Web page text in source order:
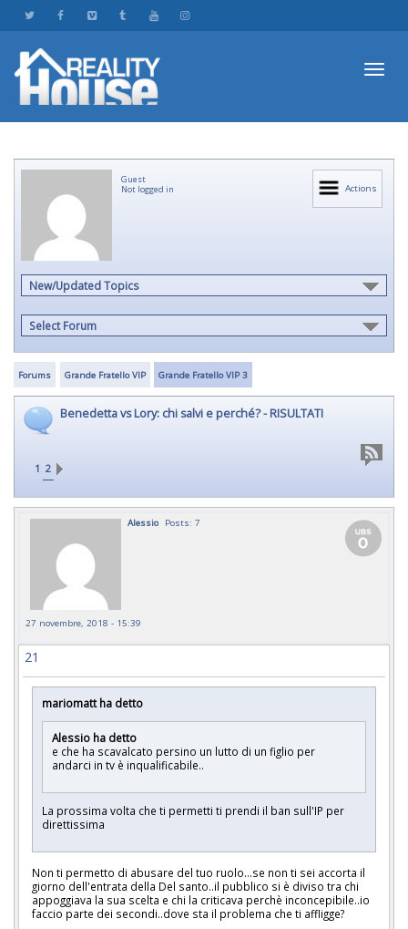
Actions
Guest
Not logged in
New/Updated Topics
Select Forum
Forums Grande Fratello VIP Grande Fratello VIP 3
Benedetta vs Lory: chi salvi e perché? - RISULTATI
1 2
Alessio Posts: 7
27 novembre, 2018 - 15:39
21
mariomatt ha detto
Alessio ha detto
e che ha scavalcato persino un lutto di un figlio per
andarci in tv è inqualificabile..
La prossima volta che ti permetti ti prendi il ban sull'IP per
direttissima
Non ti permetto di abusare del tuo ruolo...se non ti sei accorta il
giorno dell'entrata della Del santo..il pubblico si è diviso tra chi
appoggiava la sua scelta e chi la criticava perchè inconcepibile..io
faccio parte dei secondi..dove sta il problema che ti affligge?